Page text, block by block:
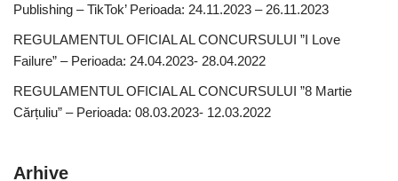
Publishing – TikTok’ Perioada: 24.11.2023 – 26.11.2023
REGULAMENTUL OFICIAL AL CONCURSULUI ”I Love
Failure” – Perioada: 24.04.2023- 28.04.2022
REGULAMENTUL OFICIAL AL CONCURSULUI ”8 Martie
Cărțuliu” – Perioada: 08.03.2023- 12.03.2022
Arhive